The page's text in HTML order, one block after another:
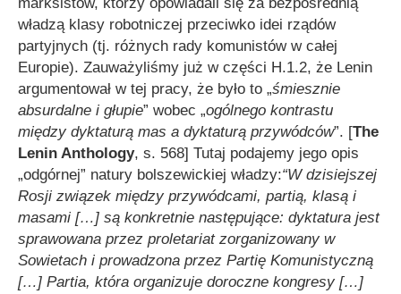
władzą klasy robotniczej przeciwko idei rządów
partyjnych (tj. różnych rady komunistów w całej
Europie). Zauważyliśmy już w części H.1.2, że Lenin
argumentował w tej pracy, że było to „śmiesznie
absurdalne i głupie” wobec „ogólnego kontrastu
między dyktaturą mas a dyktaturą przywódców”. [The
Lenin Anthology, s. 568] Tutaj podajemy jego opis
„odgórnej” natury bolszewickiej władzy:“W dzisiejszej
Rosji związek między przywódcami, partią, klasą i
masami […] są konkretnie następujące: dyktatura jest
sprawowana przez proletariat zorganizowany w
Sowietach i prowadzona przez Partię Komunistyczną
[…] Partia, która organizuje doroczne kongresy […]